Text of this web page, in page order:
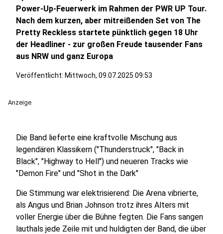
Power‑Up-Feuerwerk im Rahmen der PWR UP Tour.
Nach dem kurzen, aber mitreißenden Set von The
Pretty Reckless startete pünktlich gegen 18 Uhr
der Headliner - zur großen Freude tausender Fans
aus NRW und ganz Europa
Veröffentlicht: Mittwoch, 09.07.2025 09:53
Anzeige
Die Band lieferte eine kraftvolle Mischung aus
legendären Klassikern ("Thunderstruck", "Back in
Black", "Highway to Hell") und neueren Tracks wie
"Demon Fire" und "Shot in the Dark"
Die Stimmung war elektrisierend: Die Arena vibrierte,
als Angus und Brian Johnson trotz ihres Alters mit
voller Energie über die Bühne fegten. Die Fans sangen
lauthals jede Zeile mit und huldigten der Band, die über